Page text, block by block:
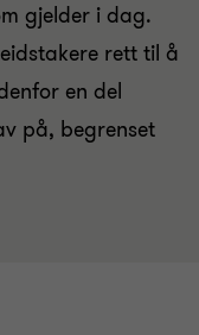
gjelder i dag.
rett til å
en del
på, begrenset